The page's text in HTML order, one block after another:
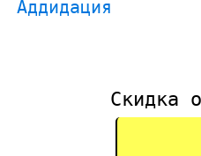
Аддидация
Скидка